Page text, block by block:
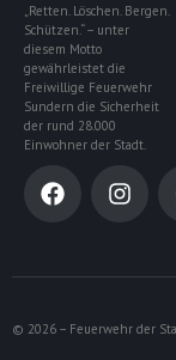
„Retten. Löschen. Bergen.
Schützen.“ – unter
diesem Motto
gewährleistet die
Freiwillige Feuerwehr
Sundern die Sicherheit
der rund 28.000
Einwohner der Stadt.
© 2026 – Feuerwehr der